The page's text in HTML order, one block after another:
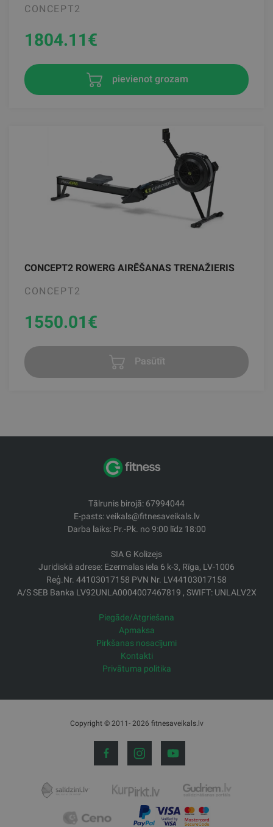
CONCEPT2
1804.11€
pievienot grozam
CONCEPT2 ROWERG AIRĒŠANAS TRENAŽIERIS
CONCEPT2
1550.01€
Pasūtīt
Tālrunis birojā: 67994044
E-pasts: veikals@fitnesaveikals.lv
Darba laiks: Pr.-Pk. no 9:00 līdz 18:00
SIA G Kolizejs
Juridiskā adrese: Ezermalas iela 6 k-3, Rīga, LV-1006
Reģ.Nr. 44103017158 PVN Nr. LV44103017158
A/S SEB Banka LV92UNLA0004007467819 , SWIFT: UNLALV2X
Piegāde/Atgriešana
Apmaksa
Pirkšanas nosacījumi
Kontakti
Privātuma politika
Copyright © 2011- 2026 fitnesaveikals.lv